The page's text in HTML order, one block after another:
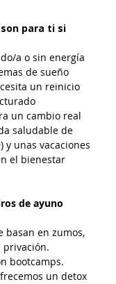
para ti si
a o sin energía
de sueño
un reinicio
un cambio real
saludable de
y unas vacaciones
el bienestar
de ayuno
basan en zumos,
privación.
bootcamps.
un detox